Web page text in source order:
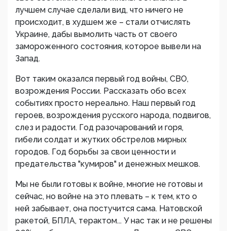
лучшем случае сделали вид, что ничего не
происходит, в худшем же – стали отчислять
Украине, дабы вымолить часть от своего
замороженного состояния, которое вывели на
Запад.
Вот таким оказался первый год войны, СВО,
возрождения России. Рассказать обо всех
событиях просто нереально. Наш первый год
героев, возрождения русского народа, подвигов,
слез и радости. Год разочарований и горя,
гибели солдат и жутких обстрелов мирных
городов. Год борьбы за свои ценности и
предательства "кумиров" и денежных мешков.
Мы не были готовы к войне, многие не готовы и
сейчас, но войне на это плевать – к тем, кто о
ней забывает, она постучится сама. Натовской
ракетой, БПЛА, терактом... У нас так и не решены